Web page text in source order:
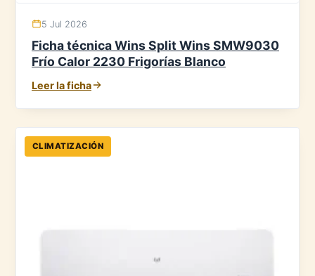
5 Jul 2026
Ficha técnica Wins Split Wins SMW9030
Frío Calor 2230 Frigorías Blanco
Leer la ficha
CLIMATIZACIÓN